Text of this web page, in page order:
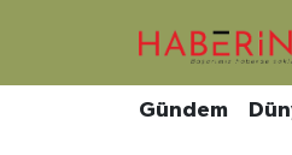
Gündem
Asayiş
Nöbetçi Eczaneler